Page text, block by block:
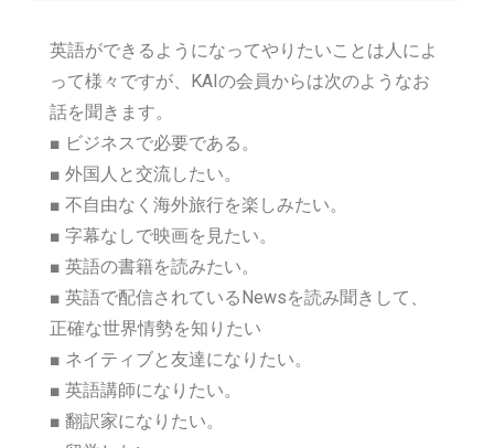
英語ができるようになってやりたいことは人によ
って様々ですが、KAIの会員からは次のようなお
話を聞きます。
■ ビジネスで必要である。
■ 外国人と交流したい。
■ 不自由なく海外旅行を楽しみたい。
■ 字幕なしで映画を見たい。
■ 英語の書籍を読みたい。
■ 英語で配信されているNewsを読み聞きして、
正確な世界情勢を知りたい
■ ネイティブと友達になりたい。
■ 英語講師になりたい。
■ 翻訳家になりたい。